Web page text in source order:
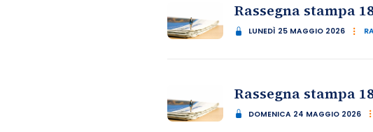
Rassegna stampa
LUNEDÌ 25 MAGGIO 2026
Rassegna stampa
DOMENICA 24 MAGGIO 2026